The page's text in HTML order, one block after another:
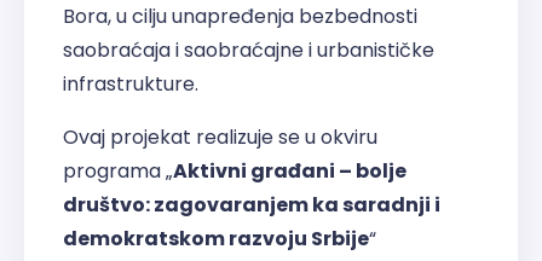
Bora, u cilju unapređenja bezbednosti
saobraćaja i saobraćajne i urbanističke
infrastrukture.
Ovaj projekat realizuje se u okviru
programa „Aktivni građani – bolje
društvo: zagovaranjem ka saradnji i
demokratskom razvoju Srbije“